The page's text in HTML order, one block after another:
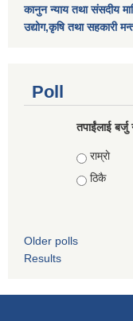
कानुन न्याय तथा संसदीय
उद्योग,कृषि तथा सहकारी
Poll
तपाईंलाई बर्जु
Choices
राम्राे
ठिकै
Older polls
Results